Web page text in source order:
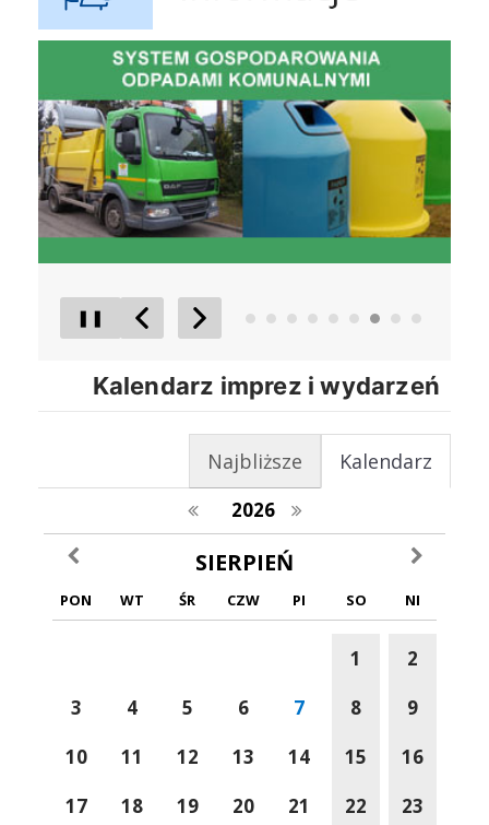
❚❚
Poprzedni Element
Następny Element
Kalendarz imprez i wydarzeń
Kalendarz
Najbliższe
poprzedni rok
2026 następny rok
poprzedni miesiącSIERPIEŃ następny
PON WT ŚR CZW PI SO NI
1
2
3
4 5 6 7 8
9
10
11 12 13 14 15
16
17
18 19 20 21 22
23